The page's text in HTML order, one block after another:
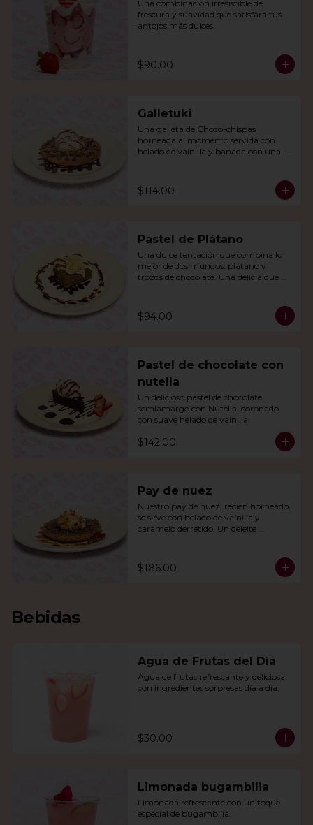
Una combinación irresistible de
frescura y suavidad que satisfará tus
antojos más dulces.
$90.00
Galletuki
Una galleta de Choco-chispas
horneada al momento servida con
helado de vainilla y bañada con una
$114.00
Pastel de Plátano
Una dulce tentación que combina lo
mejor de dos mundos: plátano y
trozos de chocolate. Una delicia que
$94.00
Pastel de chocolate con
nutella
Un delicioso pastel de chocolate
semiamargo con Nutella, coronado
con suave helado de vainilla.
$142.00
Pay de nuez
Nuestro pay de nuez, recién horneado,
se sirve con helado de vainilla y
caramelo derretido. Un deleite
$186.00
Bebidas
Agua de Frutas del Día
Agua de frutas refrescante y deliciosa
con ingredientes sorpresas día a día.
$30.00
Limonada bugambilia
Limonada refrescante con un toque
especial de bugambilia.